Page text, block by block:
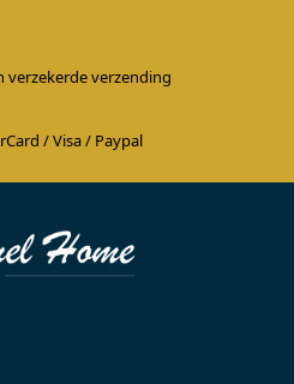
verzending
/ Visa / Paypal